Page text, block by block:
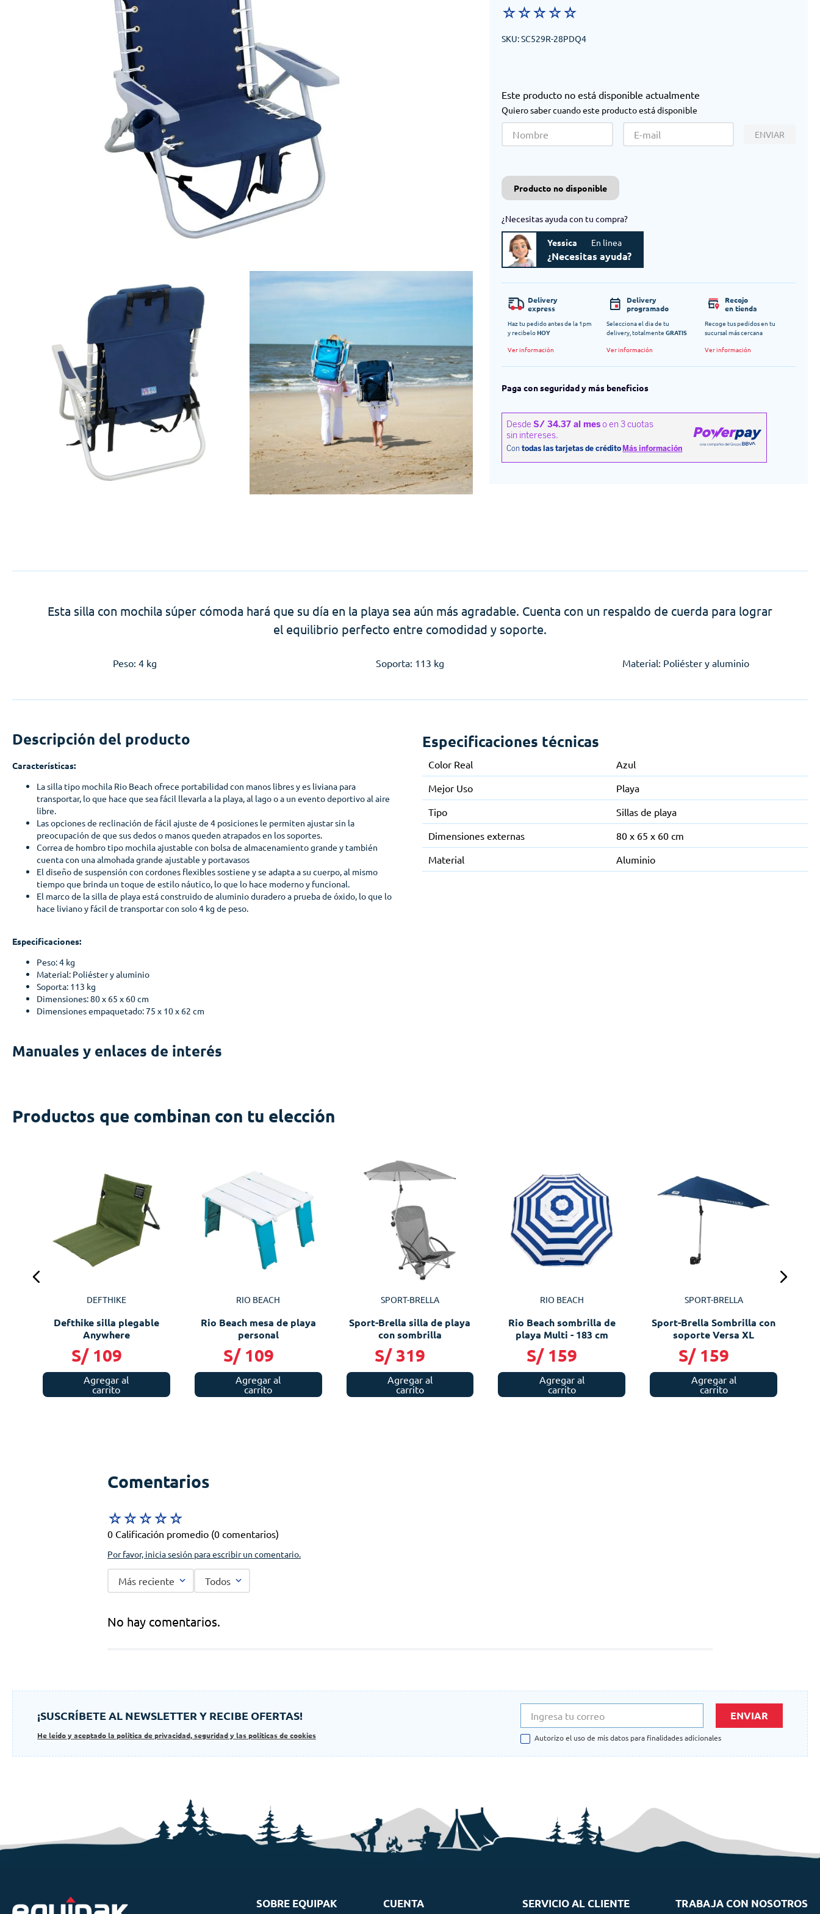
☆☆☆☆☆
SKU:SC529R-28PDQ4
Este producto no está disponible actualmente
Quiero saber cuando este producto está disponible
ENVIAR
Producto no disponible
¿Necesitas ayuda con tu compra?
Yessica En linea
¿Necesitas ayuda?
Delivery
express
Haz tu pedido antes de la 1pm
y recibeloHOY
Ver información
Delivery
programado
Selecciona el dia de tu
delivery, totalmente GRATIS
Ver información
Recojo
en tienda
Recoge tus pedidos en tu
sucursal más cercana
Ver información
Paga con seguridad y más beneficios
Esta silla con mochila súper cómoda hará que su día en la playa sea aún más agradable. Cuenta con un respaldo de cuerda para lograr
el equilibrio perfecto entre comodidad y soporte.
Peso: 4 kg Soporta: 113 kg Material: Poliéster y aluminio
Descripción del producto
Características:
La silla tipo mochila Rio Beach ofrece portabilidad con manos libres y es liviana para
transportar, lo que hace que sea fácil llevarla a la playa, al lago o a un evento deportivo al aire
libre.
Las opciones de reclinación de fácil ajuste de 4 posiciones le permiten ajustar sin la
preocupación de que sus dedos o manos queden atrapados en los soportes.
Correa de hombro tipo mochila ajustable con bolsa de almacenamiento grande y también
cuenta con una almohada grande ajustable y portavasos
El diseño de suspensión con cordones flexibles sostiene y se adapta a su cuerpo, al mismo
tiempo que brinda un toque de estilo náutico, lo que lo hace moderno y funcional.
El marco de la silla de playa está construido de aluminio duradero a prueba de óxido, lo que lo
hace liviano y fácil de transportar con solo 4 kg de peso.
Especificaciones:
Peso: 4 kg
Material: Poliéster y aluminio
Soporta: 113 kg
Dimensiones: 80 x 65 x 60 cm
Dimensiones empaquetado: 75 x 10 x 62 cm
Manuales y enlaces de interés
Especificaciones técnicas
Color Real
Azul
Mejor Uso
Playa
Tipo
Sillas de playa
Dimensiones externas
80 x 65 x 60 cm
Material
Aluminio
Productos que combinan con tu elección
DEFTHIKE
Defthike silla plegable
Anywhere
S/ 109
Agregar al
carrito
RIO BEACH
Rio Beach mesa de playa
personal
S/ 109
Agregar al
carrito
SPORT-BRELLA
Sport-Brella silla de playa
con sombrilla
S/ 319
Agregar al
carrito
RIO BEACH
Rio Beach sombrilla de
playa Multi - 183 cm
S/ 159
Agregar al
carrito
SPORT-BRELLA
Sport-Brella Sombrilla con
soporte Versa XL
S/ 159
Agregar al
carrito
Comentarios
☆☆☆☆☆
0 Calificación promedio (0 comentarios)
Por favor, inicia sesión para escribir un comentario.
Más reciente Todos
No hay comentarios.
¡SUSCRÍBETE AL NEWSLETTER Y RECIBE OFERTAS!
He leído y aceptado la politica de privacidad, seguridad y las politicas de cookies
ENVIAR
Autorizo el uso de mis datos para finalidades adicionales
SOBRE EQUIPAK CUENTA SERVICIO AL CLIENTE TRABAJA CON NOSOTROS